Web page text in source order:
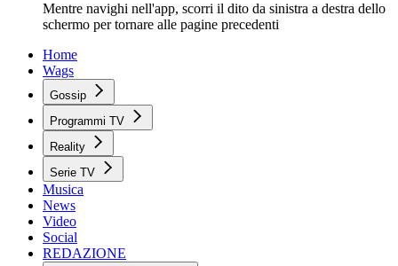
Mentre navighi nell'app, scorri il dito da sinistra a destra dello
schermo per tornare alle pagine precedenti
Home
Wags
Gossip
Programmi TV
Reality
Serie TV
Musica
News
Video
Social
REDAZIONE